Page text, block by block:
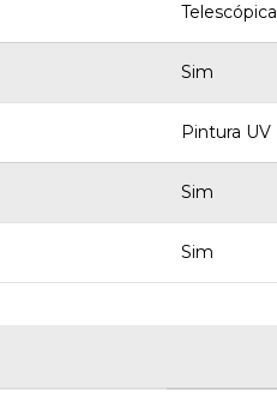
Telescópica
Sim
Pintura UV
Sim
Sim